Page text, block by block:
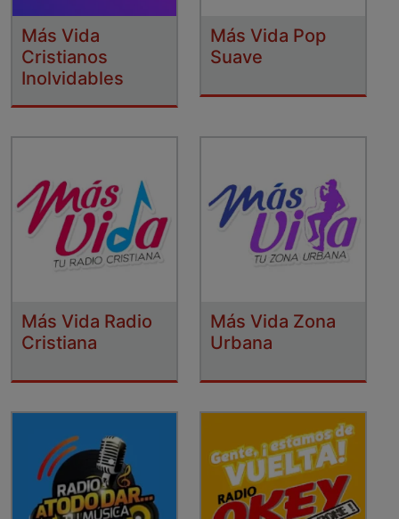
Más Vida
Cristianos
Inolvidables
Más Vida Pop
Suave
Más Vida Radio
Cristiana
Más Vida Zona
Urbana